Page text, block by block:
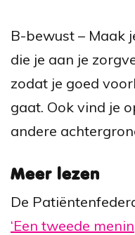
B-bewust – Maak
die je aan je
zodat je goed
gaat. Ook vind je
andere
Meer lezen
De
‘Een tweede